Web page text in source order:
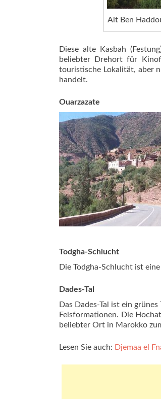
Ait Ben
Diese alte Kasbah
beliebter Drehort für
touristische Lokalität, aber
handelt.
Ouarzazate
Todgha-Schlucht
Die Todgha-Schlucht ist
Dades-Tal
Das Dades-Tal ist ein
Felsformationen. Die
beliebter Ort in Marokko
Lesen Sie auch: Djemaa el